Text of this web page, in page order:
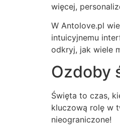
więcej,
W Antolove.pl
intuicyjnemu
odkryj, jak wiele
Ozdoby
Święta to czas,
kluczową rolę w
nieograniczone!